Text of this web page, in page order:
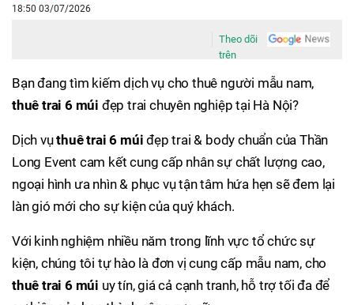
18:50 03/07/2026
Theo dõi
trên
Bạn đang tìm kiếm dịch vụ cho thuê người mẫu nam,
thuê trai 6 múi đẹp trai chuyên nghiệp tại Hà Nội?
Dịch vụthuê trai 6 múiđẹp trai & body chuẩn của Thần
Long Event cam kết cung cấp nhân sự chất lượng cao,
ngoại hình ưa nhìn & phục vụ tận tâm hứa hẹn sẽ đem lại
làn gió mới cho sự kiện của quý khách.
Với kinh nghiệm nhiều năm trong lĩnh vực tổ chức sự
kiện, chúng tôi tự hào là đơn vị cung cấp mẫu nam, cho
thuê trai 6 múi uy tín, giá cả cạnh tranh, hỗ trợ tối đa để